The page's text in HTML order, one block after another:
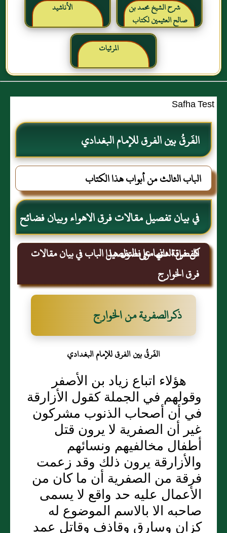
شرح الشيخ محمد بن
صالح العثيمين لكتاب
رياض الصالحين للإمام
النووي رحمهم الله تعالى
الأناشيد
المرئيات
Safha Test
الفَرقُ بين الفرق للإمام البغدادي
الباب الثالث من أبواب هذا الكتاب
في بيان تفصيل مقالات فرق الاهواء وبيان فضائح
كل فرقة منها على التفصيل
الفصل الثاني من فصول هذا الباب في بيان مقالات
فرق الخوارج
ذكرالصفرية من الخوارج
الفَرقُ بين الفرق للإمام البغدادي
هؤلاء اتباع زياد بن الأصفر
وقولهم في الجملة كقول الأزارقة
في أن أصحاب الذنوب مشركون
غير أن الصفرية لا يرون قتل
أطفال مخالفيهم ونسائهم
والأزارقة يرون ذلك وقد زعمت
فرقة من الصفرية أن ما كان من
الأعمال عليه حد واقع لا يسمى
صاحبه الا بالاسم الموضوع له
كزان وسارق وقاذف وقاتل عمد